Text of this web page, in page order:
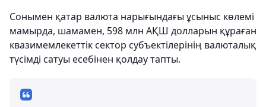
Сонымен қатар валюта нарығындағы ұсыныс көлемі
мамырда, шамамен, 598 млн АҚШ долларын құраған
квазимемлекеттік сектор субъектілерінің валюталық
түсімді сатуы есебінен қолдау тапты.